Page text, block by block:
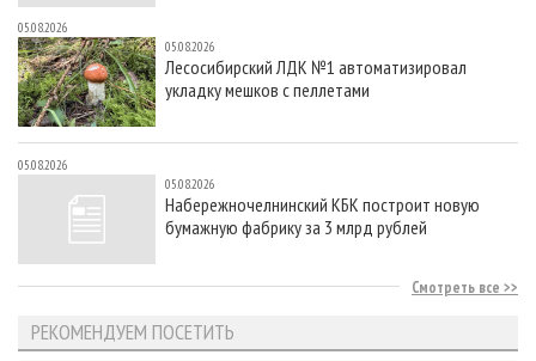
05.08.2026
05.08.2026
Лесосибирский ЛДК №1 автоматизировал
укладку мешков с пеллетами
05.08.2026
05.08.2026
Набережночелнинский КБК построит новую
бумажную фабрику за 3 млрд рублей
Смотреть все
РЕКОМЕНДУЕМ ПОСЕТИТЬ